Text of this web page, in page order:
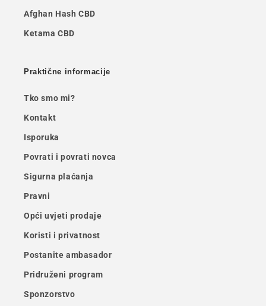
Afghan Hash CBD
Ketama CBD
Praktične informacije
Tko smo mi?
Kontakt
Isporuka
Povrati i povrati novca
Sigurna plaćanja
Pravni
Opći uvjeti prodaje
Koristi i privatnost
Postanite ambasador
Pridruženi program
Sponzorstvo